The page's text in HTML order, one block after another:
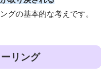
グの基本的な考えです。
リング